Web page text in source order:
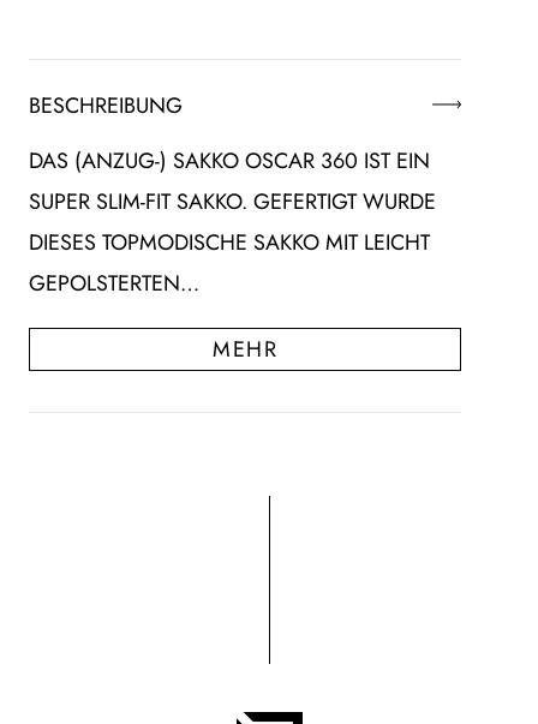
BESCHREIBUNG
DAS (ANZUG-) SAKKO OSCAR 360 IST EIN
SUPER SLIM-FIT SAKKO. GEFERTIGT WURDE
DIESES TOPMODISCHE SAKKO MIT LEICHT
GEPOLSTERTEN…
MEHR